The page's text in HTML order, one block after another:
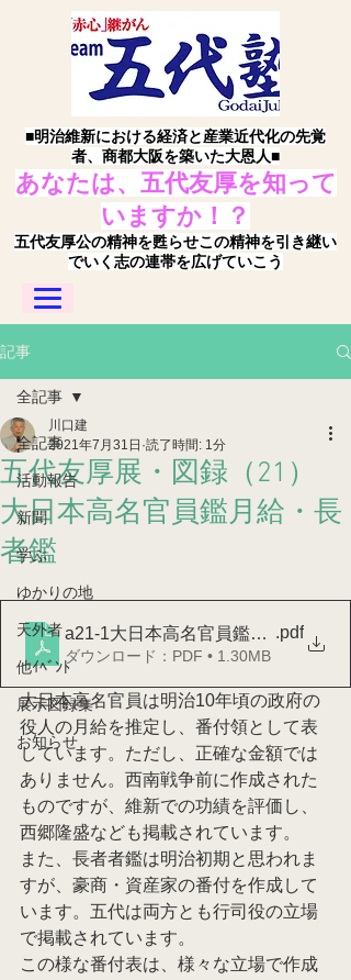
■明治維新における経済と産業近代化の先覚
者、商都大阪を築いた大恩人■
あなたは、五代友厚を知って
いますか！？
五代友厚公の精神を甦らせこの精神を引き継い
でいく志の連帯を広げていこう
記事
全記事
活動報告
新聞
学ぶ
ゆかりの地
天外者
他ｲﾍﾞﾝﾄ
展示図録集
お知らせ
全記事
五代友厚展・図録（21）
大日本高名官員鑑月給・長
者鑑
川口建
2021年7月31日 読了時間: 1分
a21-1大日本高名官員鑑月給・長者鑑
.pdf
ダウンロード：PDF • 1.30MB
大日本高名官員は明治10年頃の政府の
役人の月給を推定し、番付領として表
しています。ただし、正確な金額では
ありません。西南戦争前に作成された
ものですが、維新での功績を評価し、
西郷隆盛なども掲載されています。
また、長者者鑑は明治初期と思われま
すが、豪商・資産家の番付を作成して
います。五代は両方とも行司役の立場
で掲載されています。
この様な番付表は、様々な立場で作成